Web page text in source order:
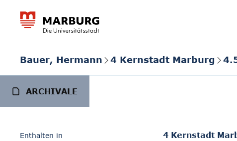
Bauer, Hermann 4 Kernstadt Marburg
ARCHIVALE
Enthalten in 4 Kernstadt